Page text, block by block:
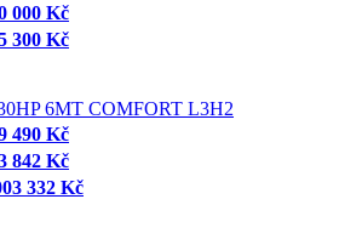
000 Kč
300 Kč
6MT COMFORT L3H2
490 Kč
842 Kč
332 Kč